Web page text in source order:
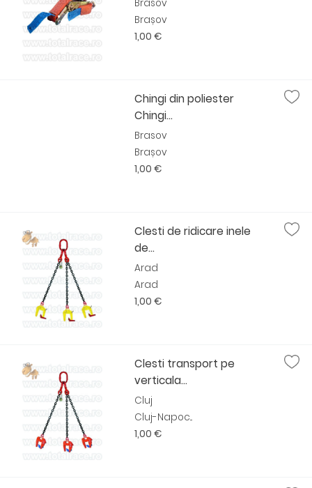
Brasov
Brașov
1,00 €
Chingi din poliester
Chingi...
Brasov
Brașov
1,00 €
Clesti de ridicare inele
de...
Arad
Arad
1,00 €
Clesti transport pe
verticala...
Cluj
Cluj-Napoc...
1,00 €